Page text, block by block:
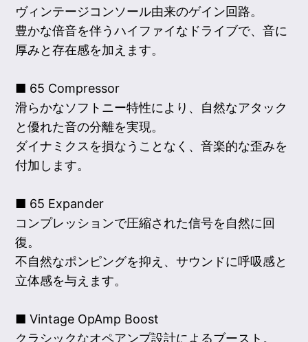
ヴィンテージコンソール由来のゲイン回路。
豊かな倍音を伴うハイファイなドライブで、音に
厚みと存在感を加えます。
■ 65 Compressor
滑らかなソフトニー特性により、自然なアタック
と優れた音の分離を実現。
ダイナミクスを損なうことなく、音楽的な歪みを
付加します。
■ 65 Expander
コンプレッションで圧縮された信号を自然に回
復。
不自然なポンピングを抑え、サウンドに呼吸感と
立体感を与えます。
■ Vintage OpAmp Boost
クラシックなオペアンプ設計によるブースト。